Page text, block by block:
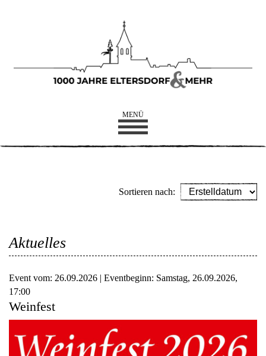
MENÜ
Aktuelles
Sortieren nach:
Event vom: 26.09.2026 | Eventbeginn: Samstag, 26.09.2026,
17:00
Weinfest